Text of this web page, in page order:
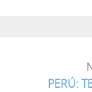
PERÚ: